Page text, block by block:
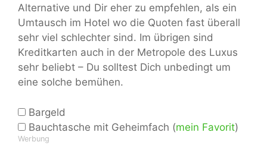
Alternative und Dir eher zu empfehlen, als ein
Umtausch im Hotel wo die Quoten fast überall
sehr viel schlechter sind. Im übrigen sind
Kreditkarten auch in der Metropole des Luxus
sehr beliebt – Du solltest Dich unbedingt um
eine solche bemühen.
Bargeld
Bauchtasche mit Geheimfach (mein Favorit)
Werbung